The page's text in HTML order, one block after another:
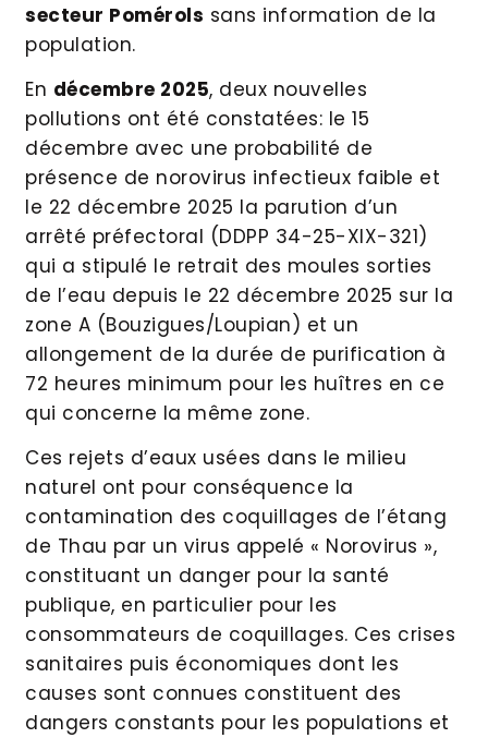
secteur Pomérols sans information de la
population.
En décembre 2025, deux nouvelles
pollutions ont été constatées: le 15
décembre avec une probabilité de
présence de norovirus infectieux faible et
le 22 décembre 2025 la parution d’un
arrêté préfectoral (DDPP 34-25-XIX-321)
qui a stipulé le retrait des moules sorties
de l’eau depuis le 22 décembre 2025 sur la
zone A (Bouzigues/Loupian) et un
allongement de la durée de purification à
72 heures minimum pour les huîtres en ce
qui concerne la même zone.
Ces rejets d’eaux usées dans le milieu
naturel ont pour conséquence la
contamination des coquillages de l’étang
de Thau par un virus appelé « Norovirus »,
constituant un danger pour la santé
publique, en particulier pour les
consommateurs de coquillages. Ces crises
sanitaires puis économiques dont les
causes sont connues constituent des
dangers constants pour les populations et